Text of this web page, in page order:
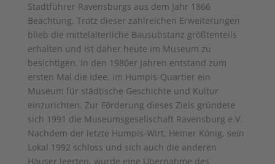
Stadtführer Ravensburgs aus dem Jahr 1866
Beachtung. Trotz dieser zahlreichen Erweiterungen
blieb die mittelalterliche Bausubstanz größtenteils
erhalten und ist daher heute im Museum zu
besichtigen. In den 1980er Jahren entstand zum
ersten Mal die Idee, im Humpis-Quartier ein
Museum für städtische Geschichte und Kultur
einzurichten. Zur Förderung dieses Ziels gründete
sich 1991 die Museumsgesellschaft Ravensburg e.V.
Nachdem der letzte Humpis-Wirt, Heiner König, sein
Lokal 1992 schloss und sich auch die anderen
Häuser leerten, wurde eine Übernahme des